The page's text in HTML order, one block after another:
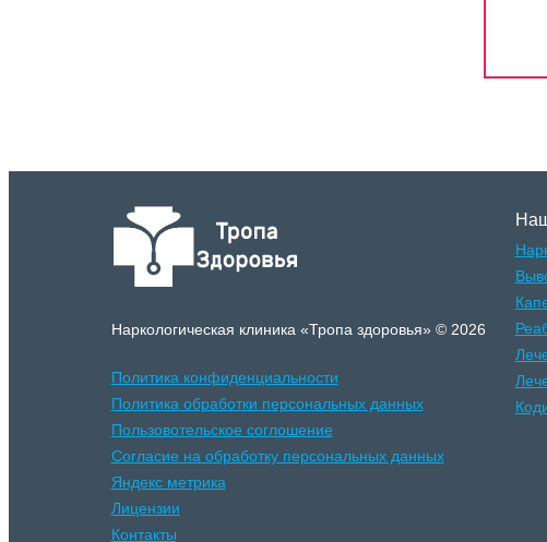
Наркологическая клиника «Тропа здоровья» © 2026
Политика конфиденциальности
Политика обработки персональных данных
Пользовотельское соглошение
Согласие на обработку персональных данных
Яндекс метрика
Лицензии
Контакты